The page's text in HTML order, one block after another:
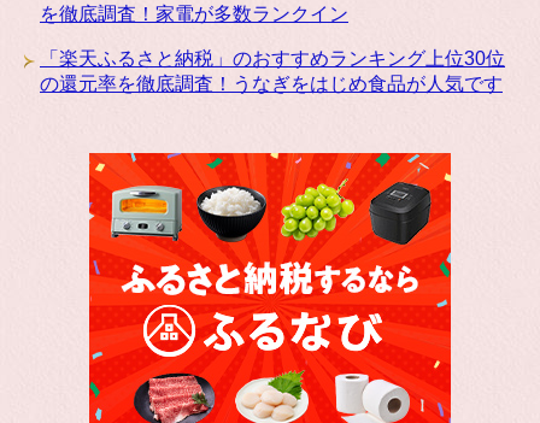
を徹底調査！家電が多数ランクイン
「楽天ふるさと納税」のおすすめランキング上位30位
の還元率を徹底調査！うなぎをはじめ食品が人気です